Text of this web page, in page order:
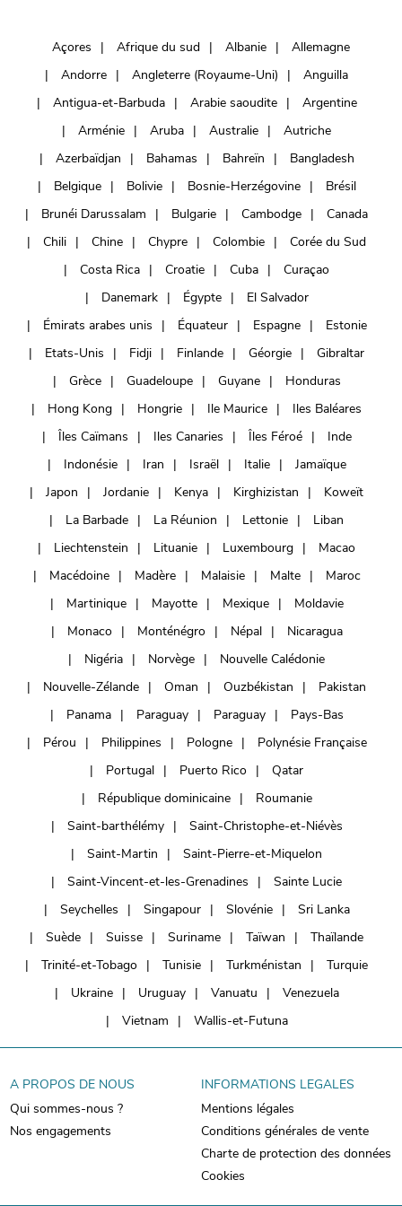
Açores Afrique du sud Albanie
Allemagne
Andorre
Angleterre (Royaume-Uni)
Anguilla
Antigua-et-Barbuda
Arabie saoudite
Argentine
Arménie
Aruba Australie
Autriche
Azerbaïdjan
Bahamas Bahreïn
Bangladesh
Belgique
Bolivie Bosnie-Herzégovine
Brésil
Brunéi Darussalam
Bulgarie Cambodge
Canada
Chili
Chine Chypre Colombie
Corée du Sud
Costa Rica
Croatie Cuba
Curaçao
Danemark
Égypte
El Salvador
Émirats arabes unis
Équateur Espagne
Estonie
Etats-Unis
Fidji Finlande Géorgie
Gibraltar
Grèce
Guadeloupe Guyane
Honduras
Hong Kong
Hongrie Ile Maurice
Iles Baléares
Îles Caïmans
Iles Canaries Îles Féroé
Inde
Indonésie
Iran Israël Italie
Jamaïque
Japon
Jordanie Kenya Kirghizistan
Koweït
La Barbade
La Réunion Lettonie
Liban
Liechtenstein
Lituanie Luxembourg
Macao
Macédoine
Madère Malaisie Malte
Maroc
Martinique
Mayotte Mexique
Moldavie
Monaco
Monténégro Népal
Nicaragua
Nigéria
Norvège
Nouvelle Calédonie
Nouvelle-Zélande
Oman Ouzbékistan
Pakistan
Panama
Paraguay Paraguay
Pays-Bas
Pérou
Philippines Pologne
Polynésie Française
Portugal
Puerto Rico
Qatar
République dominicaine
Roumanie
Saint-barthélémy
Saint-Christophe-et-Niévès
Saint-Martin
Saint-Pierre-et-Miquelon
Saint-Vincent-et-les-Grenadines
Sainte Lucie
Seychelles
Singapour Slovénie
Sri Lanka
Suède
Suisse Suriname Taïwan
Thaïlande
Trinité-et-Tobago
Tunisie Turkménistan
Turquie
Ukraine
Uruguay Vanuatu
Venezuela
Vietnam
Wallis-et-Futuna
A PROPOS DE NOUS
Qui sommes-nous ?
Nos engagements
INFORMATIONS LEGALES
Mentions légales
Conditions générales de vente
Charte de protection des données
Cookies